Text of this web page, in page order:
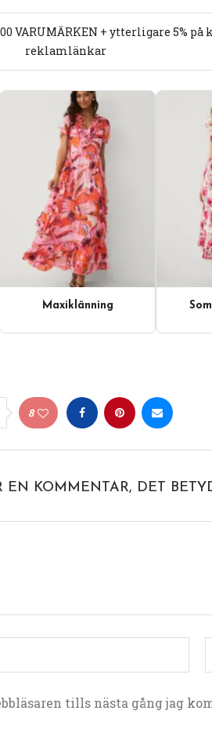
VARUMÄRKEN + ytterligare 5%
reklamlänkar
Maxiklänning
8
KOMMENTAR, DET
tills nästa gång jag